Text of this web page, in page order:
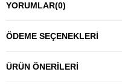
YORUMLAR(0)
ÖDEME SEÇENEKLERI
ÜRÜN ÖNERILERI